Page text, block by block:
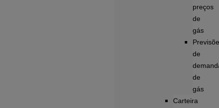
preços
de
gás
de
de
gás
Carteira